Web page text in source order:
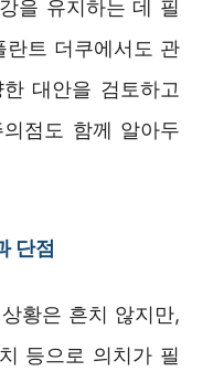
을 유지하는 데 필
트 더쿠에서도 관
대안을 검토하고
점도 함께 알아두
단점
황은 흔치 않지만,
등으로 의치가 필